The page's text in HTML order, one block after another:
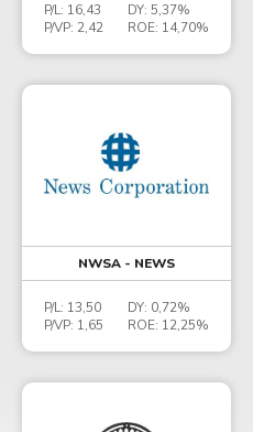
P/L: 16,43
P/VP: 2,42
DY: 5,37%
ROE: 14,70%
NWSA - NEWS
P/L: 13,50
P/VP: 1,65
DY: 0,72%
ROE: 12,25%